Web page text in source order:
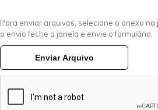
Para enviar arquivos, selecione o anexo
o envio feche a janela e envie o formulário.
Enviar Arquivo